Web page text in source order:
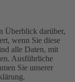
Überblick darüber,
wenn Sie diese
alle Daten, mit
Ausführliche
Sie unserer